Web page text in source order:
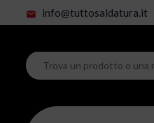
mail info@tuttosaldatura.it